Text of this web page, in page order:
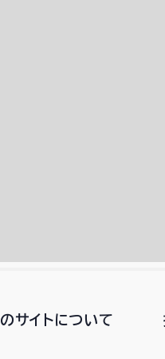
サイトについて